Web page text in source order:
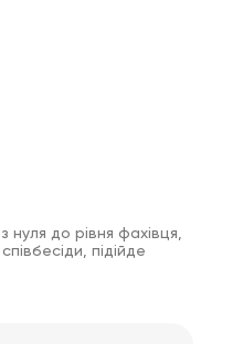
до рівня фахівця,
підійде